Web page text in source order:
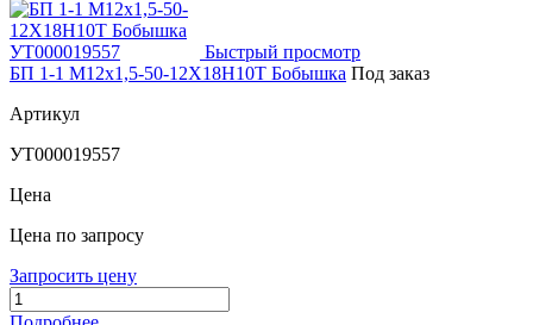
Быстрый просмотр
БП 1-1 М12х1,5-50-12Х18Н10Т Бобышка Под заказ
Артикул
УТ000019557
Цена
Цена по запросу
Запросить цену